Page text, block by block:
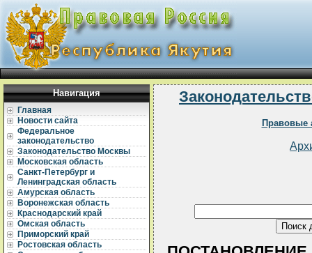
Навигация
Главная
Новости сайта
Федеральное
законодательство
Законодательство Москвы
Московская область
Санкт-Петербург и
Ленинградская область
Амурская область
Воронежская область
Краснодарский край
Омская область
Приморский край
Ростовская область
Правовые